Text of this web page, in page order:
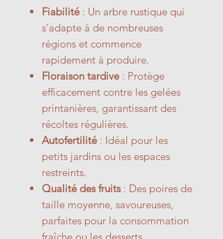
Fiabilité : Un arbre rustique qui
s’adapte à de nombreuses
régions et commence
rapidement à produire.
Floraison tardive : Protège
efficacement contre les gelées
printanières, garantissant des
récoltes régulières.
Autofertilité : Idéal pour les
petits jardins ou les espaces
restreints.
Qualité des fruits: Des poires de
taille moyenne, savoureuses,
parfaites pour la consommation